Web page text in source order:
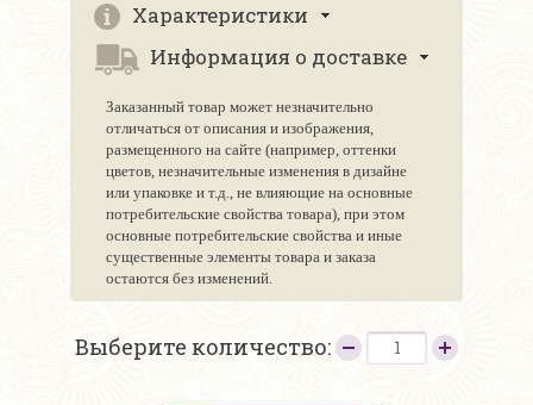
Характеристики
Информация о доставке
Заказанный товар может незначительно
отличаться от описания и изображения,
размещенного на сайте (например, оттенки
цветов, незначительные изменения в дизайне
или упаковке и т.д., не влияющие на основные
потребительские свойства товара), при этом
основные потребительские свойства и иные
существенные элементы товара и заказа
остаются без изменений.
Выберите количество: